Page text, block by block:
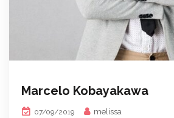
Marcelo Kobayakawa
07/09/2019 melissa